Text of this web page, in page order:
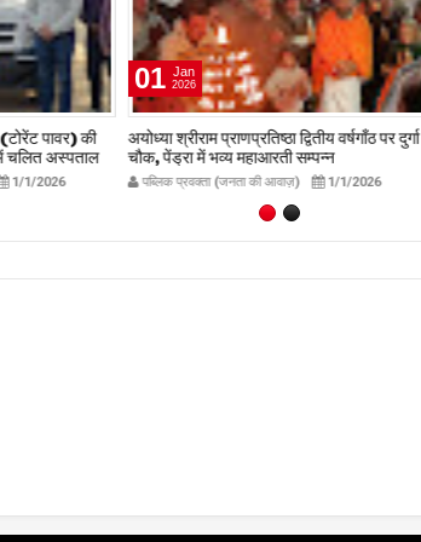
पावर) की
चलित अस्पताल
1/1/2026
01 Jan
2026
अयोध्या श्रीराम प्राणप्रतिष्ठा द्वितीय वर्षगाँठ पर दुर्गा
चौक, पेंड्रा में भव्य महाआरती सम्पन्न
publicpravakta.com
पब्लिक प्रवक्ता (जनता की आवाज़) 1/1/2026